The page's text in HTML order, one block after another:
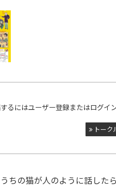
るにはユーザー登録またはログイ
トーク
うちの猫が人のように話した